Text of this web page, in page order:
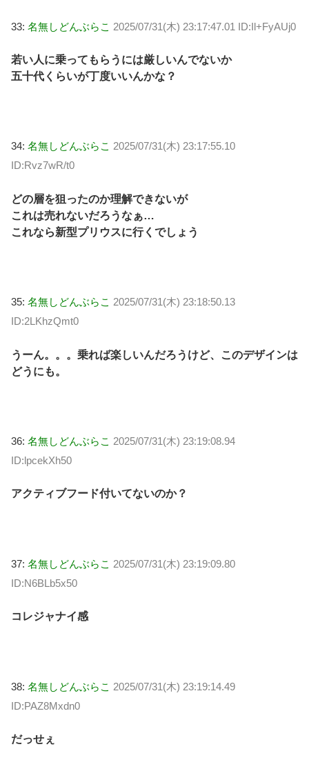
33: 名無しどんぶらこ 2025/07/31(木) 23:17:47.01 ID:Il+FyAUj0
若い人に乗ってもらうには厳しいんでないか
五十代くらいが丁度いいんかな？
34: 名無しどんぶらこ 2025/07/31(木) 23:17:55.10
ID:Rvz7wR/t0
どの層を狙ったのか理解できないが
これは売れないだろうなぁ…
これなら新型プリウスに行くでしょう
35: 名無しどんぶらこ 2025/07/31(木) 23:18:50.13
ID:2LKhzQmt0
うーん。。。乗れば楽しいんだろうけど、このデザインは
どうにも。
36: 名無しどんぶらこ 2025/07/31(木) 23:19:08.94
ID:lpcekXh50
アクティブフード付いてないのか？
37: 名無しどんぶらこ 2025/07/31(木) 23:19:09.80
ID:N6BLb5x50
コレジャナイ感
38: 名無しどんぶらこ 2025/07/31(木) 23:19:14.49
ID:PAZ8Mxdn0
だっせぇ